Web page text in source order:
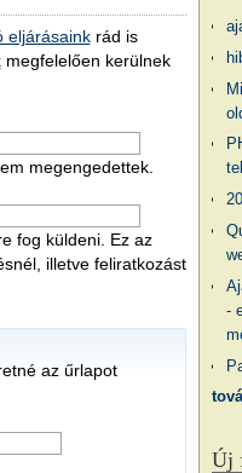
eljárásainkrád is
megfelelően kerülnek
megengedettek.
fog küldeni. Ez az
illetve feliratkozást
az űrlapot
-
Új